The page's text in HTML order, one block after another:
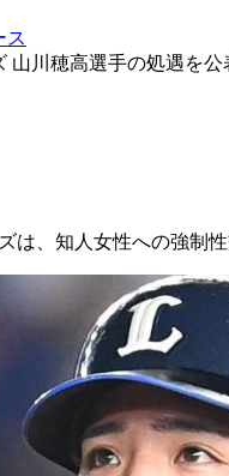
ス
山川穂高選手の処遇を
は、知人女性への強制